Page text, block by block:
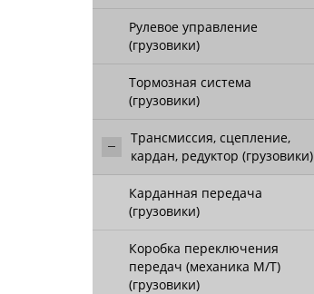
Рулевое управление
(грузовики)
Тормозная система
(грузовики)
Трансмиссия, сцепление,
кардан, редуктор (грузовики)
Карданная передача
(грузовики)
Коробка переключения
передач (механика М/Т)
(грузовики)